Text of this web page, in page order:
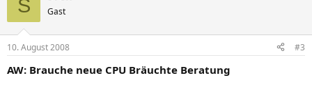
S Gast
10. August 2008 #3
AW: Brauche neue CPU Bräuchte Beratung